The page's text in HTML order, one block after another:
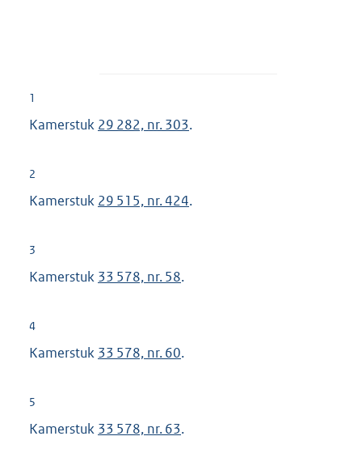
1
Kamerstuk 29 282, nr. 303.
2
Kamerstuk 29 515, nr. 424.
3
Kamerstuk 33 578, nr. 58.
4
Kamerstuk 33 578, nr. 60.
5
Kamerstuk 33 578, nr. 63.